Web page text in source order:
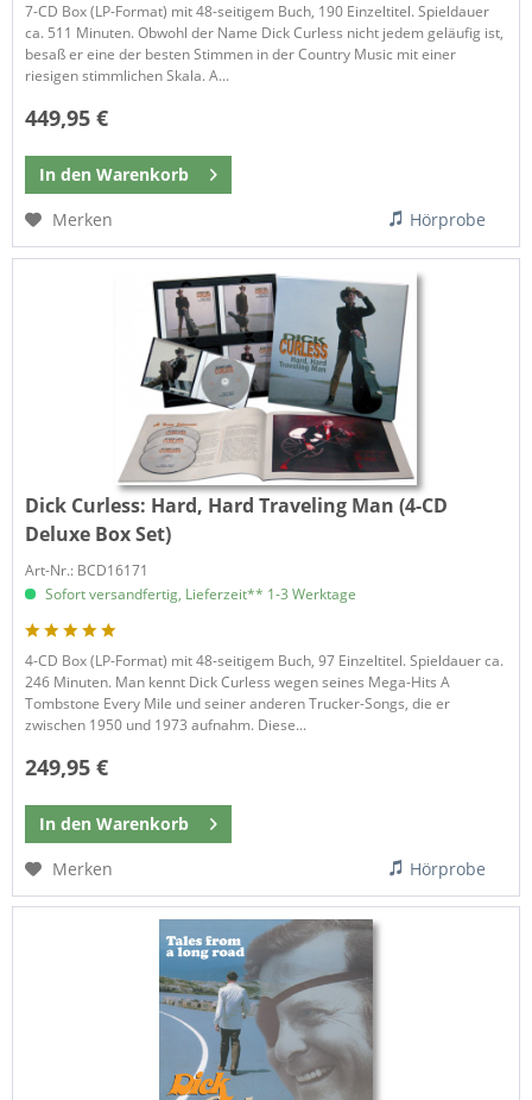
7-CD Box (LP-Format) mit 48-seitigem Buch, 190 Einzeltitel. Spieldauer
ca. 511 Minuten. Obwohl der Name Dick Curless nicht jedem geläufig ist,
besaß er eine der besten Stimmen in der Country Music mit einer
riesigen stimmlichen Skala. A...
449,95 €
In den Warenkorb
Merken
Hörprobe
Dick Curless: Hard, Hard Traveling Man (4-CD
Deluxe Box Set)
Art-Nr.: BCD16171
Sofort versandfertig, Lieferzeit** 1-3 Werktage
4-CD Box (LP-Format) mit 48-seitigem Buch, 97 Einzeltitel. Spieldauer ca.
246 Minuten. Man kennt Dick Curless wegen seines Mega-Hits A
Tombstone Every Mile und seiner anderen Trucker-Songs, die er
zwischen 1950 und 1973 aufnahm. Diese...
249,95 €
In den Warenkorb
Merken
Hörprobe